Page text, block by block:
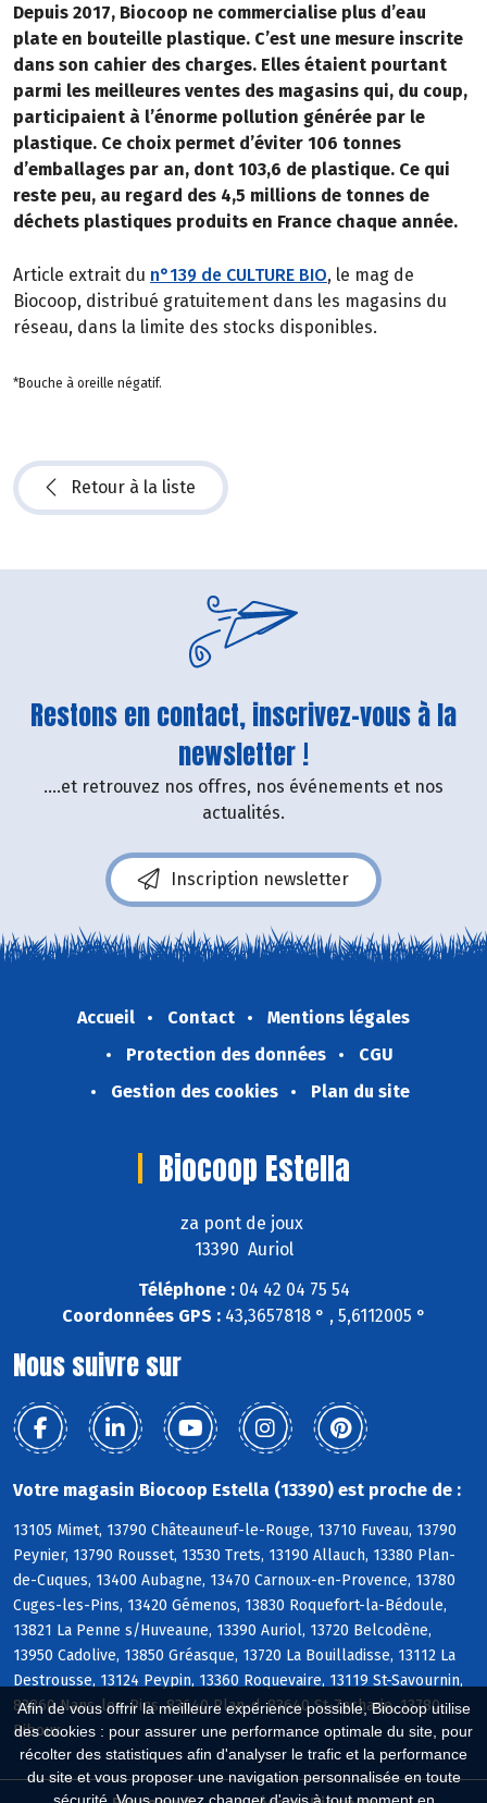
Afin de vous offrir la meilleure expérience possible, Biocoop utilise
des cookies : pour assurer une performance optimale du site, pour
récolter des statistiques afin d'analyser le trafic et la performance
du site et vous proposer une navigation personnalisée en toute
Depuis 2017, Biocoop ne commercialise plus d’eau
plate en bouteille plastique. C’est une mesure inscrite
dans son cahier des charges. Elles étaient pourtant
parmi les meilleures ventes des magasins qui, du coup,
participaient à l’énorme pollution générée par le
plastique. Ce choix permet d’éviter 106 tonnes
d’emballages par an, dont 103,6 de plastique. Ce qui
reste peu, au regard des 4,5 millions de tonnes de
déchets plastiques produits en France chaque année.
Article extrait du n°139 de CULTURE BIO, le mag de
Biocoop, distribué gratuitement dans les magasins du
réseau, dans la limite des stocks disponibles.
*Bouche à oreille négatif.
Retour à la liste
Restons en contact, inscrivez-vous à la
newsletter !
....et retrouvez nos offres, nos événements et nos
actualités.
Inscription newsletter
Accueil Contact
Mentions légales
Protection des données
CGU
Gestion des cookies
Plan du site
Biocoop Estella
za pont de joux
13390 Auriol
Téléphone :04 42 04 75 54
Coordonnées GPS :43,3657818 ° , 5,6112005 °
Nous suivre sur
Votre magasin Biocoop Estella (13390) est proche de :
13105 Mimet, 13790 Châteauneuf-le-Rouge, 13710 Fuveau, 13790
Peynier, 13790 Rousset, 13530 Trets, 13190 Allauch, 13380 Plan-
de-Cuques, 13400 Aubagne, 13470 Carnoux-en-Provence, 13780
Cuges-les-Pins, 13420 Gémenos, 13830 Roquefort-la-Bédoule,
13821 La Penne s/Huveaune, 13390 Auriol, 13720 Belcodène,
13950 Cadolive, 13850 Gréasque, 13720 La Bouilladisse, 13112 La
Destrousse, 13124 Peypin, 13360 Roquevaire, 13119 St-Savournin,
83860 Nans-les-Pins, 83640 Plan-d, 83640 St-Zacharie, 13780
Riboux